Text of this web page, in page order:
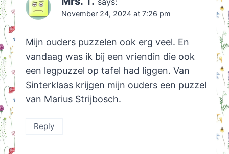
November 24, 2024 at 7:26 pm
Mijn ouders puzzelen ook erg veel. En
vandaag was ik bij een vriendin die ook
een legpuzzel op tafel had liggen. Van
Sinterklaas krijgen mijn ouders een puzzel
van Marius Strijbosch.
Reply